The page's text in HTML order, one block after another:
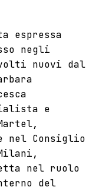
espressa
negli
nuovi dal
e
nel Consiglio
nel ruolo
del